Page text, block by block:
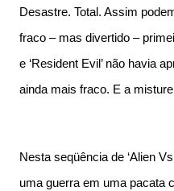
Desastre. Total. Assim
fraco – mas divertido –
e ‘Resident Evil’ não havia
ainda mais fraco. E a
Nesta seqüência de ‘Alien
uma guerra em uma pacata